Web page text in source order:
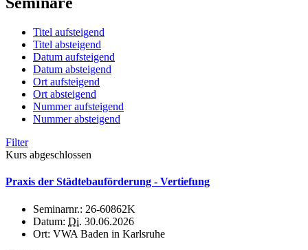
Titel aufsteigend
Titel absteigend
Datum aufsteigend
Datum absteigend
Ort aufsteigend
Ort absteigend
Nummer aufsteigend
Nummer absteigend
Filter
Kurs abgeschlossen
Praxis der Städtebauförderung - Vertiefung
Seminarnr.: 26-60862K
Datum: Di. 30.06.2026
Ort: VWA Baden in Karlsruhe